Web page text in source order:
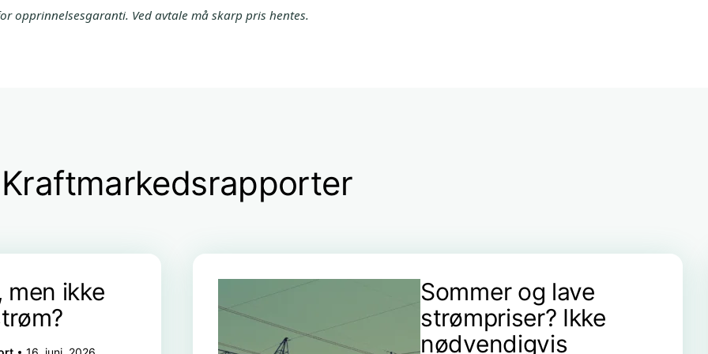
opprinnelsesgaranti. Ved avtale må skarp pris hentes.
Kraftmarkedsrapporter
men ikke
Sommer og lave
strømpriser? Ikke
nødvendigvis